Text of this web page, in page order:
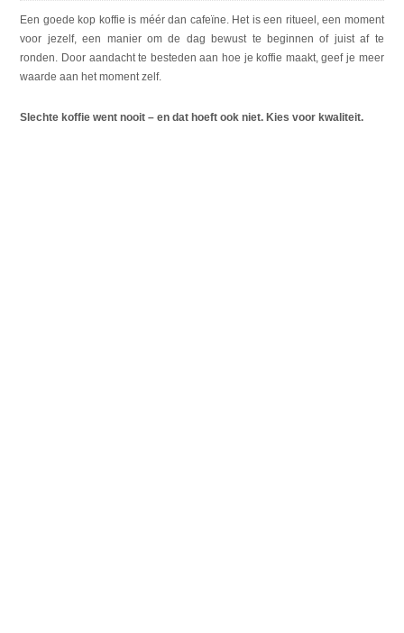
Een goede kop koffie is méér dan cafeïne. Het is een ritueel, een moment
voor jezelf, een manier om de dag bewust te beginnen of juist af te
ronden. Door aandacht te besteden aan hoe je koffie maakt, geef je meer
waarde aan het moment zelf.
Slechte koffie went nooit – en dat hoeft ook niet. Kies voor kwaliteit.